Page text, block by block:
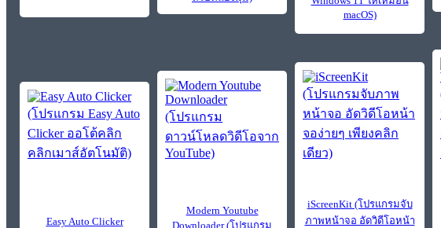
macOS)
Easy Auto Clicker
Modern Youtube
Downloader (โปรแกรม
iScreenKit (โปรแกรมจับ
ภาพหน้าจอ อัดวิดีโอหน้า